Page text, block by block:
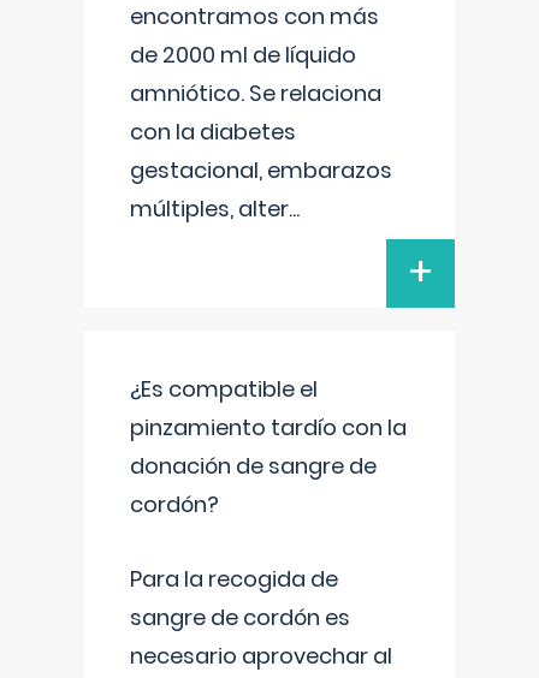
encontramos con más
de 2000 ml de líquido
amniótico. Se relaciona
con la diabetes
gestacional, embarazos
múltiples, alter...
+
¿Es compatible el
pinzamiento tardío con la
donación de sangre de
cordón?
Para la recogida de
sangre de cordón es
necesario aprovechar al